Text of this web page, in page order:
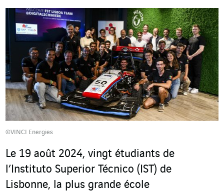
©VINCI Energies
Le 19 août 2024, vingt étudiants de
l’Instituto Superior Técnico (IST) de
Lisbonne, la plus grande école